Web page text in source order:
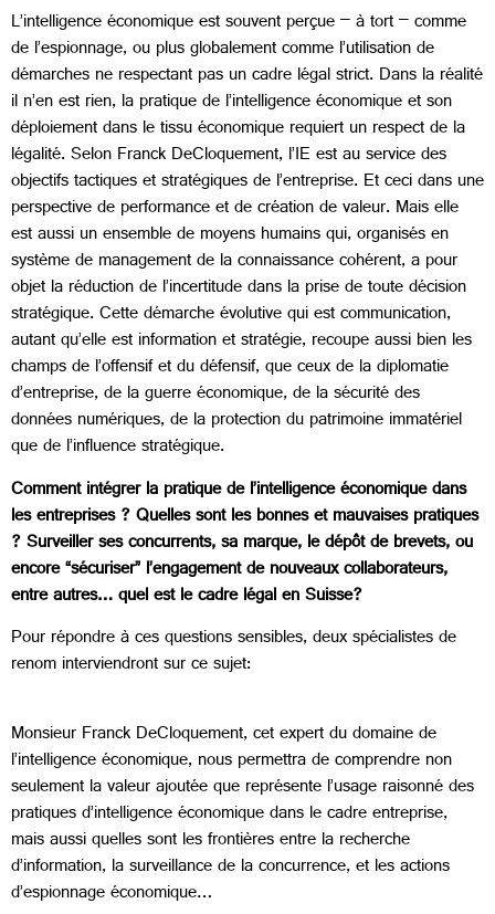
L’intelligence économique est souvent perçue – à tort – comme
de l’espionnage, ou plus globalement comme l’utilisation de
démarches ne respectant pas un cadre légal strict. Dans la réalité
il n’en est rien, la pratique de l’intelligence économique et son
déploiement dans le tissu économique requiert un respect de la
légalité. Selon Franck DeCloquement, l’IE est au service des
objectifs tactiques et stratégiques de l’entreprise. Et ceci dans une
perspective de performance et de création de valeur. Mais elle
est aussi un ensemble de moyens humains qui, organisés en
système de management de la connaissance cohérent, a pour
objet la réduction de l’incertitude dans la prise de toute décision
stratégique. Cette démarche évolutive qui est communication,
autant qu’elle est information et stratégie, recoupe aussi bien les
champs de l’offensif et du défensif, que ceux de la diplomatie
d’entreprise, de la guerre économique, de la sécurité des
données numériques, de la protection du patrimoine immatériel
que de l’influence stratégique.
Comment intégrer la pratique de l’intelligence économique dans
les entreprises ? Quelles sont les bonnes et mauvaises pratiques
? Surveiller ses concurrents, sa marque, le dépôt de brevets, ou
encore “sécuriser” l’engagement de nouveaux collaborateurs,
entre autres… quel est le cadre légal en Suisse?
Pour répondre à ces questions sensibles, deux spécialistes de
renom interviendront sur ce sujet:
Monsieur Franck DeCloquement, cet expert du domaine de
l’intelligence économique, nous permettra de comprendre non
seulement la valeur ajoutée que représente l’usage raisonné des
pratiques d’intelligence économique dans le cadre entreprise,
mais aussi quelles sont les frontières entre la recherche
d’information, la surveillance de la concurrence, et les actions
d’espionnage économique…